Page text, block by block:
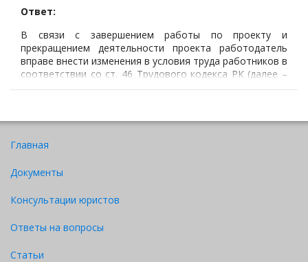
Ответ:
В связи с завершением работы по проекту и
прекращением деятельности проекта работодатель
вправе внести изменения в условия труда работников в
соответствии со ст. 46 Трудового кодекса РК (далее –
ТК РК), предложив им продолжить работу в других
Главная
Документы
Консультации юристов
Ответы на вопросы
Статьи